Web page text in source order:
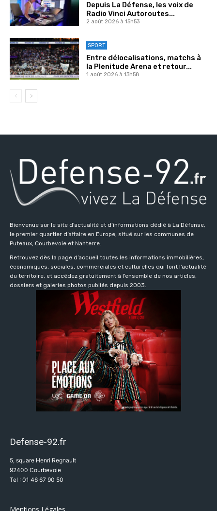
Depuis La Défense, les voix de
Radio Vinci Autoroutes...
2 août 2026 à 15h53
SPORT
Entre délocalisations, matchs à
la Plenitude Arena et retour...
1 août 2026 à 13h58
Bienvenue sur le site d’actualité et d’informations dédié à La Défense,
le premier quartier d’affaire en Europe, situé sur les communes de
Puteaux, Courbevoie et Nanterre.
Retrouvez dès la page d’accueil toutes les informations immobilières,
économiques, sociales, commerciales et culturelles qui font l’actualité
du territoire, et accédez gratuitement à l’ensemble de nos articles,
dossiers et galeries photos publiés depuis 2003.
Defense-92.fr
5, square Henri Regnault
92400 Courbevoie
Tel : 01 46 67 90 50